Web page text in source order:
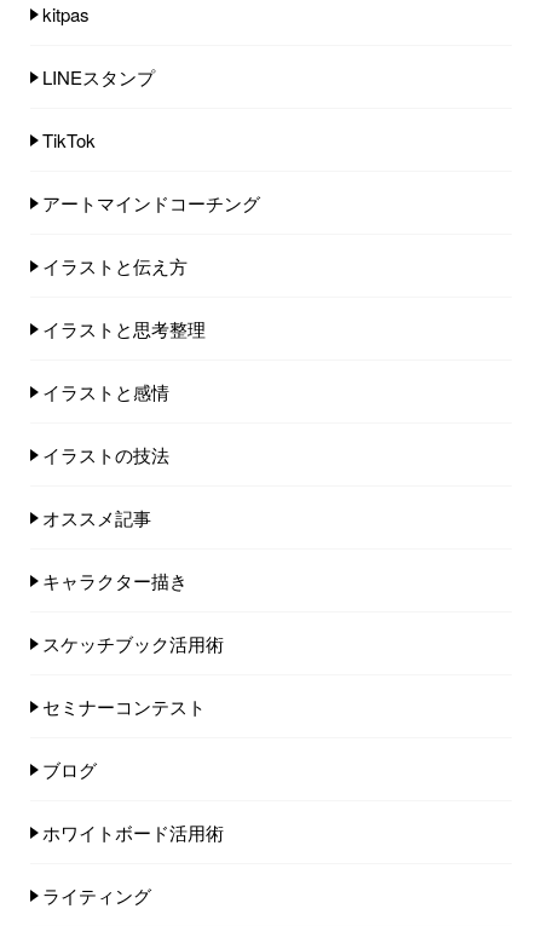
kitpas
LINEスタンプ
TikTok
アートマインドコーチング
イラストと伝え方
イラストと思考整理
イラストと感情
イラストの技法
オススメ記事
キャラクター描き
スケッチブック活用術
セミナーコンテスト
ブログ
ホワイトボード活用術
ライティング